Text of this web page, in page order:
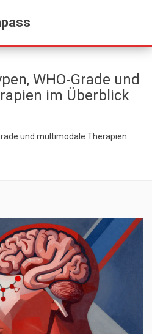
WHO-Grade und
im Überblick
und multimodale Therapien